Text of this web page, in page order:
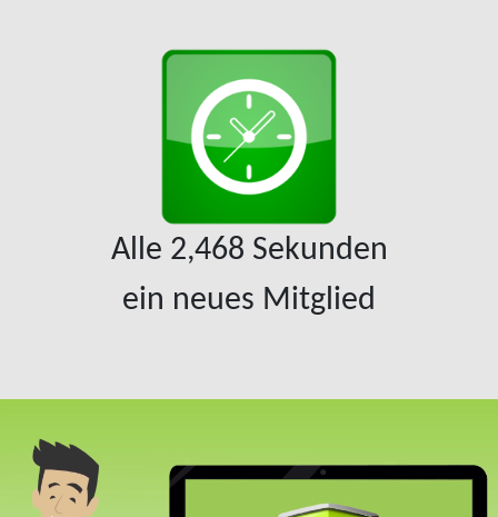
Alle 2,468 Sekunden
ein neues Mitglied